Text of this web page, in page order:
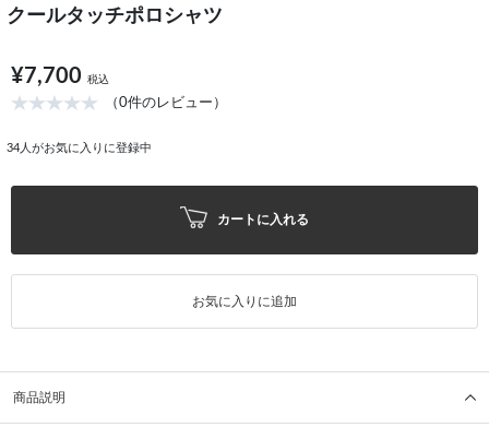
クールタッチポロシャツ
¥7,700 税込
（0件のレビュー）
34 人がお気に入りに登録中
カートに入れる
お気に入りに追加
商品説明